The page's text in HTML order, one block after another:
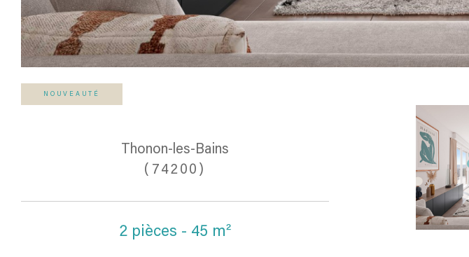
NOUVEAUTÉ
Thonon-les-Bains
(74200)
2 pièces - 45 m²